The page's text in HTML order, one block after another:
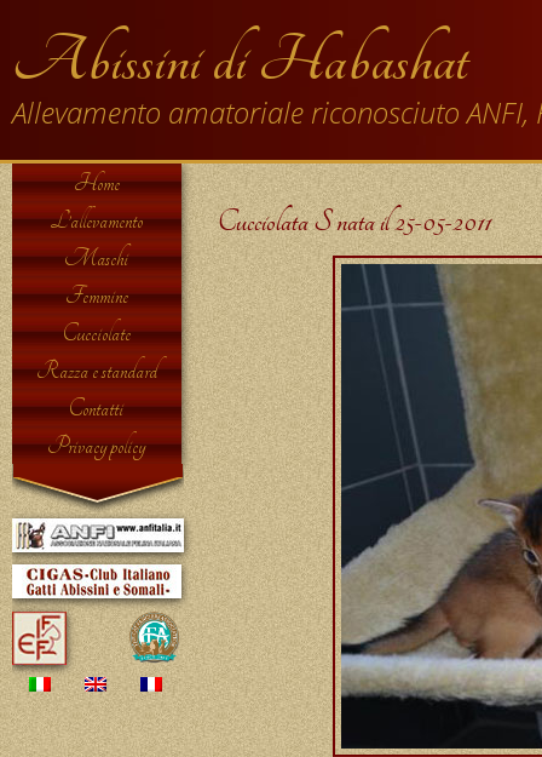
Abissini di Habashat
Allevamento amatoriale riconosciuto ANFI,
Cucciolata S nata il 25-05-2011
Home
L’allevamento
Maschi
Femmine
Cucciolate
Razza e standard
Contatti
Privacy policy